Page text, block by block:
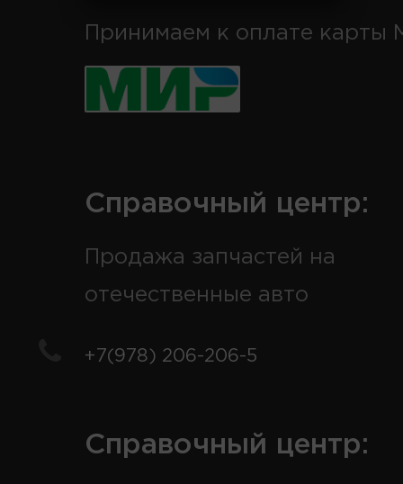
Принимаем к оплате карты
Справочный центр:
Продажа запчастей на
отечественные авто
+7(978) 206-206-5
Справочный центр: